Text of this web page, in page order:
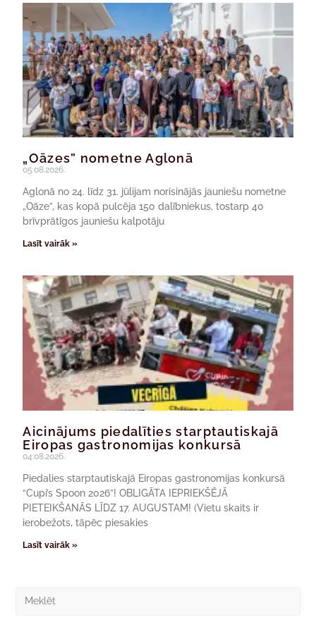
„Oāzes” nometne Aglonā
05.08.2026.
Aglonā no 24. līdz 31. jūlijam norisinājās jauniešu nometne
„Oāze”, kas kopā pulcēja 150 dalībniekus, tostarp 40
brīvprātīgos jauniešu kalpotāju
Lasīt vairāk »
Aicinājums piedalīties starptautiskajā
Eiropas gastronomijas konkursā
04.08.2026.
Piedalies starptautiskajā Eiropas gastronomijas konkursā
“Cupi’s Spoon 2026”! OBLIGĀTA IEPRIEKŠĒJĀ
PIETEIKŠANĀS LĪDZ 17. AUGUSTAM! (Vietu skaits ir
ierobežots, tāpēc piesakies
Lasīt vairāk »